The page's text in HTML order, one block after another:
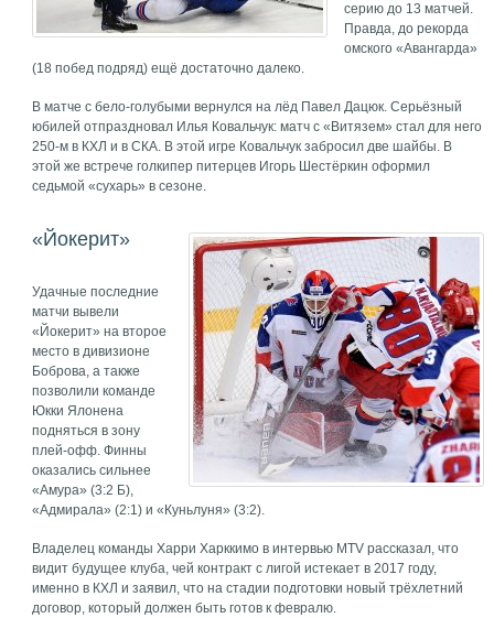
серию до 13 матчей.
Правда, до рекорда
омского «Авангарда»
(18 побед подряд) ещё достаточно далеко.
В матче с бело-голубыми вернулся на лёд Павел Дацюк. Серьёзный
юбилей отпраздновал Илья Ковальчук: матч с «Витязем» стал для него
250-м в КХЛ и в СКА. В этой игре Ковальчук забросил две шайбы. В
этой же встрече голкипер питерцев Игорь Шестёркин оформил
седьмой «сухарь» в сезоне.
«Йокерит»
Удачные последние
матчи вывели
«Йокерит» на второе
место в дивизионе
Боброва, а также
позволили команде
Юкки Ялонена
подняться в зону
плей-офф. Финны
оказались сильнее
«Амура» (3:2 Б),
«Адмирала» (2:1) и «Куньлуня» (3:2).
Владелец команды Харри Харккимо в интервью MTV рассказал, что
видит будущее клуба, чей контракт с лигой истекает в 2017 году,
именно в КХЛ и заявил, что на стадии подготовки новый трёхлетний
договор, который должен быть готов к февралю.